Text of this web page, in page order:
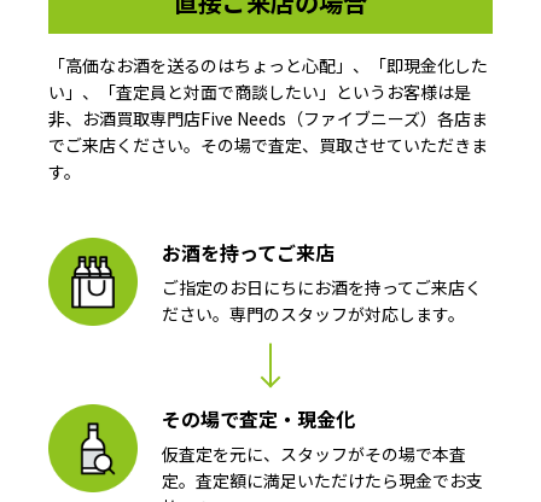
「高価なお酒を送るのはちょっと心配」、「即現金化した
い」、「査定員と対面で商談したい」というお客様は是
非、お酒買取専門店Five Needs（ファイブニーズ）各店ま
でご来店ください。その場で査定、買取させていただきま
す。
お酒を持ってご来店
ご指定のお日にちにお酒を持ってご来店く
ださい。専門のスタッフが対応します。
その場で査定・現金化
仮査定を元に、スタッフがその場で本査
定。査定額に満足いただけたら現金でお支